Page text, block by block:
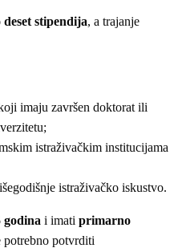
deset stipendija, a trajanje
imaju završen doktorat ili
istraživačkim institucijama
istraživačko iskustvo.
godina i imati primarno
potrebno potvrditi